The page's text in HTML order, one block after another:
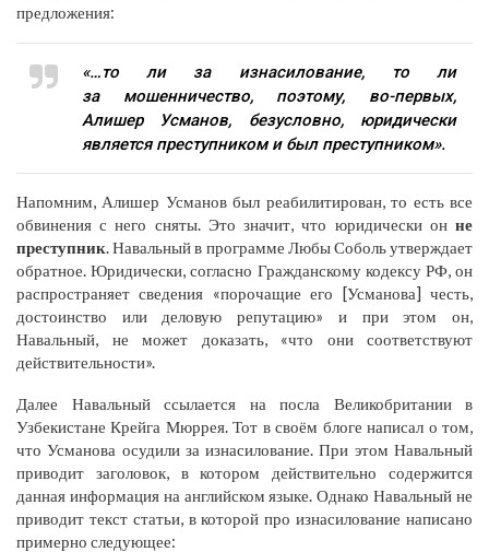
предложения:
«…то ли за изнасилование, то ли
за мошенничество, поэтому, во-первых,
Алишер Усманов, безусловно, юридически
является преступником и был преступником».
Напомним, Алишер Усманов был реабилитирован, то есть все
обвинения с него сняты. Это значит, что юридически он не
преступник. Навальный в программе Любы Соболь утверждает
обратное. Юридически, согласно Гражданскому кодексу РФ, он
распространяет сведения «порочащие его [Усманова] честь,
достоинство или деловую репутацию» и при этом он,
Навальный, не может доказать, «что они соответствуют
действительности».
Далее Навальный ссылается на посла Великобритании в
Узбекистане Крейга Мюррея. Тот в своём блоге написал о том,
что Усманова осудили за изнасилование. При этом Навальный
приводит заголовок, в котором действительно содержится
данная информация на английском языке. Однако Навальный не
приводит текст статьи, в которой про изнасилование написано
примерно следующее: